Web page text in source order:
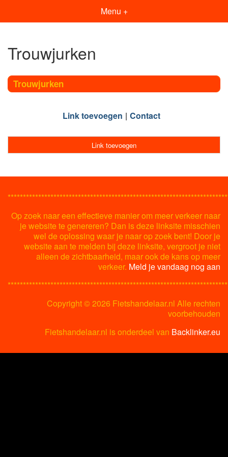
Menu +
Trouwjurken
Trouwjurken
Link toevoegen Contact
Link toevoegen
Op zoek naar een effectieve manier om meer verkeer naar
je website te genereren? Dan is deze linksite misschien
wel de oplossing waar je naar op zoek bent! Door je
website aan te melden bij deze linksite, vergroot je niet
alleen de zichtbaarheid, maar ook de kans op meer
verkeer. Meld je vandaag nog aan
Copyright ©2026 Fietshandelaar.nl Alle rechten
voorbehouden
Fietshandelaar.nl is onderdeel van Backlinker.eu